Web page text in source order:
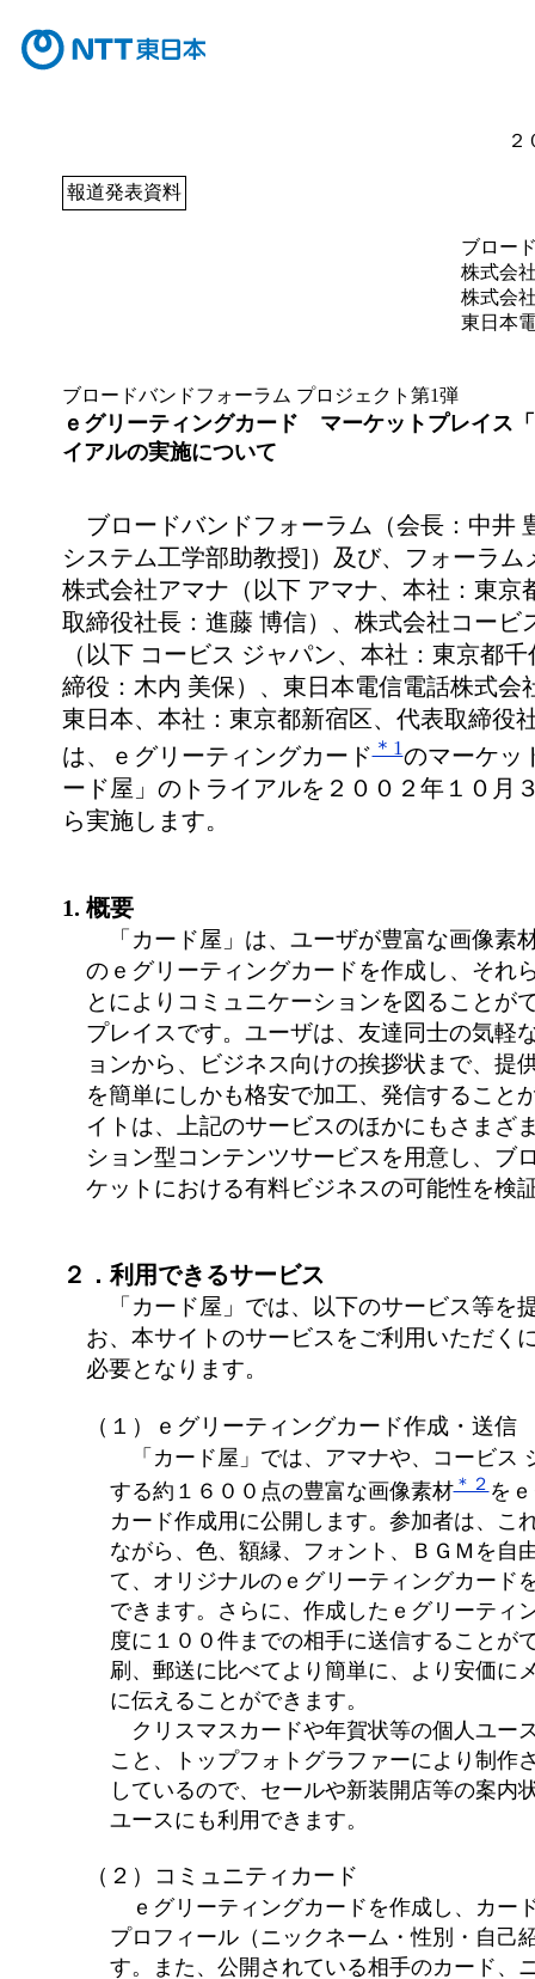
２
報道発表資料
ブロー
株式会
株式会
東日本
ブロードバンドフォーラム プロジェクト第1弾
ｅグリーティングカード マーケットプレイス
イアルの実施について
ブロードバンドフォーラム（会長：中井
システム工学部助教授]）及び、フォーラム
株式会社アマナ（以下 アマナ、本社：東京
取締役社長：進藤 博信）、株式会社コー
（以下 コービス ジャパン、本社：東京都
締役：木内 美保）、東日本電信電話株式会
東日本、本社：東京都新宿区、代表取締役
は、ｅグリーティングカード ＊1のマーケッ
ード屋」のトライアルを２００２年１０月
ら実施します。
1. 概要
「カード屋」は、ユーザが豊富な画像素
のｅグリーティングカードを作成し、それ
とによりコミュニケーションを図ることが
プレイスです。ユーザは、友達同士の気軽
ョンから、ビジネス向けの挨拶状まで、提
を簡単にしかも格安で加工、発信すること
イトは、上記のサービスのほかにもさまざ
ション型コンテンツサービスを用意し、ブ
ケットにおける有料ビジネスの可能性を検
２．利用できるサービス
「カード屋」では、以下のサービス等を
お、本サイトのサービスをご利用いただく
必要となります。
（１）ｅグリーティングカード作成・送信
「カード屋」では、アマナや、コービス
する約１６００点の豊富な画像素材＊２を
カード作成用に公開します。参加者は、こ
ながら、色、額縁、フォント、ＢＧＭを自
て、オリジナルのｅグリーティングカード
できます。さらに、作成したｅグリーティ
度に１００件までの相手に送信することが
刷、郵送に比べてより簡単に、より安価に
に伝えることができます。
クリスマスカードや年賀状等の個人ユー
こと、トップフォトグラファーにより制作
しているので、セールや新装開店等の案内
ユースにも利用できます。
（２）コミュニティカード
ｅグリーティングカードを作成し、カー
プロフィール（ニックネーム・性別・自己
す。また、公開されている相手のカード、